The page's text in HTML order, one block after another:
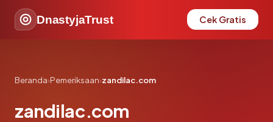
DnastyjaTrust Cek Gratis
Beranda›Pemeriksaan›zandilac.com
zandilac.com